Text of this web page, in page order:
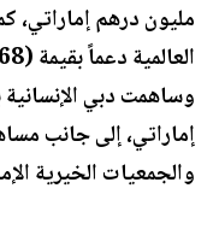
مليون درهم إماراتي،
إماراتي، إلى جانب
والجمعيات الخيرية